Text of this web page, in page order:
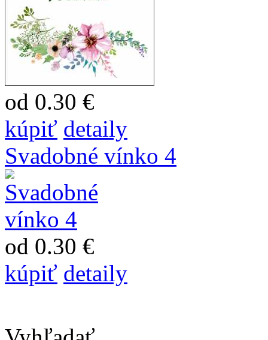
od 0.30 €
kúpiť detaily
Svadobné vínko 4
od 0.30 €
kúpiť detaily